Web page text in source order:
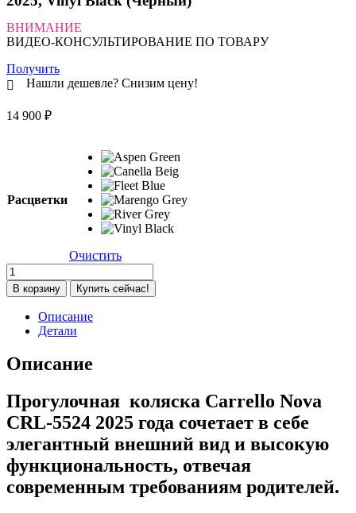
ВНИМАНИЕ
ВИДЕО-КОНСУЛЬТИРОВАНИЕ ПО ТОВАРУ
Получить
Нашли дешевле? Снизим цену!
14 900 ₽
Расцветки
Очистить
Количество
товара
Коляска
прогулочная
Carrello
CRL-
5524
2025,
Vinyl
Black
(Черный)
В корзину Купить сейчас!
Описание
Детали
Описание
Прогулочная коляска Carrello Nova
CRL-5524 2025 года сочетает в себе
элегантный внешний вид и высокую
функциональность, отвечая
современным требованиям родителей.